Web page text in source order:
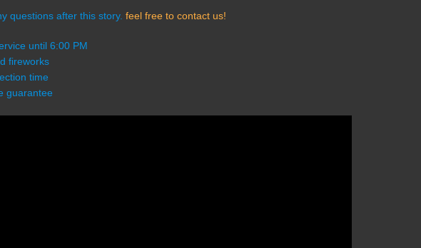
questions after this story. feel free to contact us!
until 6:00 PM
fireworks
time
guarantee